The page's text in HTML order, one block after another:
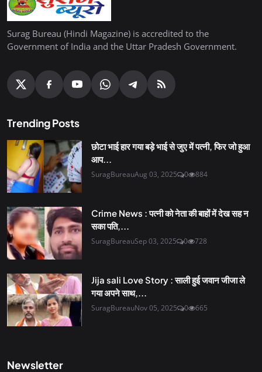
Surag Bureau (Hindi Magazine) is accredited to the
Government of India and the Uttar Pradesh Government.
Trending Posts
छोटा भाई हार गया बड़े भाई से जुए में पत्नी, फिर जो हुआ
आप...
SuragBureauAug 03, 2025 0 884
Crime News : पत्नी को नेता की बाहों में देख सह न
सका पति,...
SuragBureauSep 03, 2025 0 728
Jija sali Love Story : साली हुई जवान जीजा ले
गया अपने साथ,...
SuragBureauNov 05, 2025 0 665
Newsletter